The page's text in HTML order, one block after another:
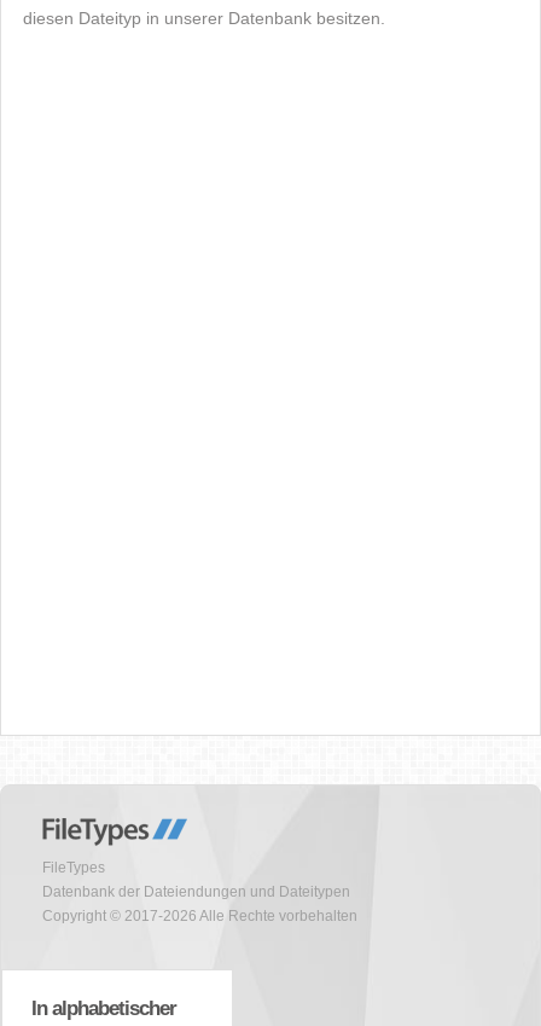
diesen Dateityp in unserer Datenbank besitzen.
FileTypes
Datenbank der Dateiendungen und Dateitypen
Copyright © 2017-2026 Alle Rechte vorbehalten
In alphabetischer